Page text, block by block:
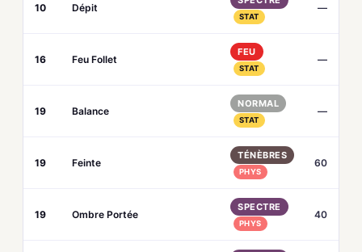
10 Dépit
STAT
—
16 Feu Follet
FEU
STAT
—
19 Balance
NORMAL
STAT
—
19 Feinte
TÉNÈBRES
PHYS
60
19 Ombre Portée
SPECTRE
PHYS
40